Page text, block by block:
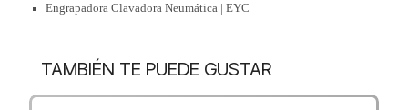
Engrapadora Clavadora Neumática | EYC
TAMBIÉN TE PUEDE GUSTAR